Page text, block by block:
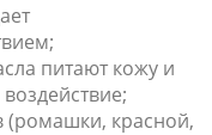
питают кожу и
(ромашки, красной,